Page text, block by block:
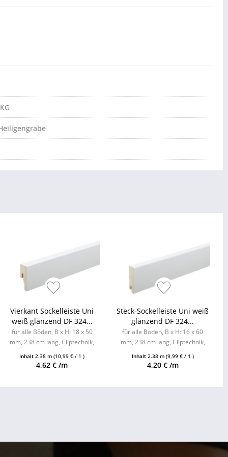
Vierkant Sockelleiste Uni
weiß glänzend DF 324...
für alle Böden, B x H: 18 x 50
mm, 238 cm lang, Cliptechnik,
erhältlich
Inhalt2.38 m(10,99 € / 1 )
4,62 € /m
Steck-Sockelleiste Uni weiß
glänzend DF 324...
für alle Böden, B x H: 16 x 60
mm, 238 cm lang, Cliptechnik,
erhältlich
Inhalt 2.38 m (9,99 € / 1 )
4,20 € /m